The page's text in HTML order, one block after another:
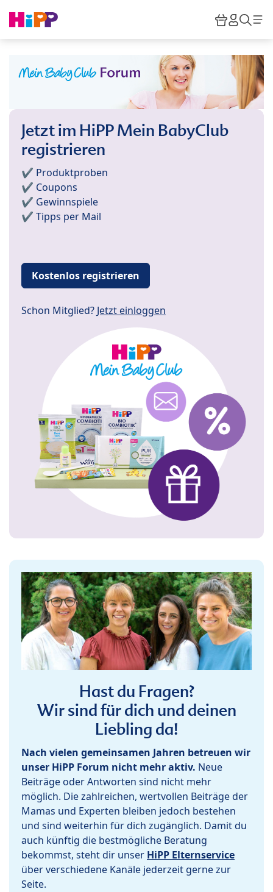
HiPP
Jetzt im HiPP Mein BabyClub
registrieren
✔️ Produktproben
✔️ Coupons
✔️ Gewinnspiele
✔️ Tipps per Mail
Kostenlos registrieren
Schon Mitglied? Jetzt einloggen
Hast du Fragen?
Wir sind für dich und deinen
Liebling da!
Nach vielen gemeinsamen Jahren betreuen wir
unser HiPP Forum nicht mehr aktiv. Neue
Beiträge oder Antworten sind nicht mehr
möglich. Die zahlreichen, wertvollen Beiträge der
Mamas und Experten bleiben jedoch bestehen
und sind weiterhin für dich zugänglich. Damit du
auch künftig die bestmögliche Beratung
bekommst, steht dir unser HiPP Elternservice
über verschiedene Kanäle jederzeit gerne zur
Seite.